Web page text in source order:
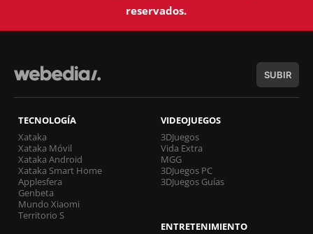
reservados.
SUBIR
TECNOLOGÍA
Xataka
Xataka Móvil
Xataka Android
Xataka Smart Home
Applesfera
Genbeta
Mundo Xiaomi
Territorio S
VIDEOJUEGOS
3DJuegos
Vida Extra
MGG
3DJuegos PC
3DJuegos Guías
ENTRETENIMIENTO